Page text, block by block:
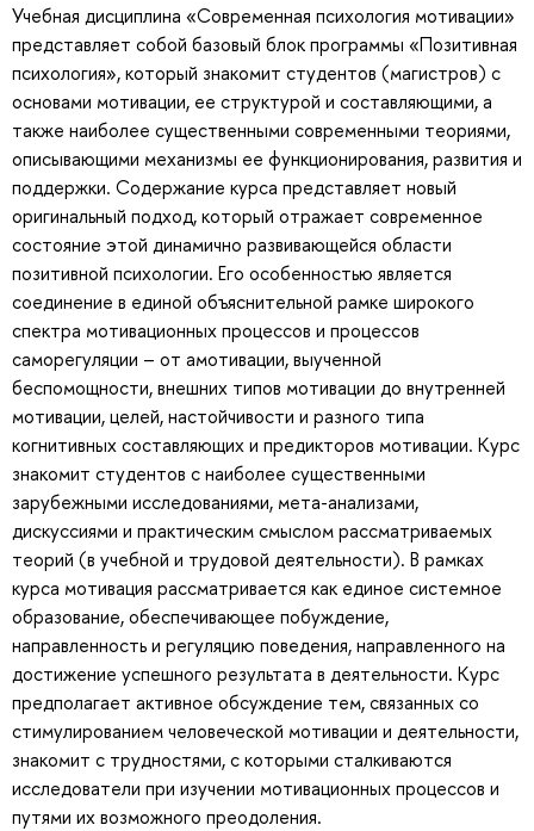
Учебная дисциплина «Современная психология мотивации»
представляет собой базовый блок программы «Позитивная
психология», который знакомит студентов (магистров) с
основами мотивации, ее структурой и составляющими, а
также наиболее существенными современными теориями,
описывающими механизмы ее функционирования, развития и
поддержки. Содержание курса представляет новый
оригинальный подход, который отражает современное
состояние этой динамично развивающейся области
позитивной психологии. Его особенностью является
соединение в единой объяснительной рамке широкого
спектра мотивационных процессов и процессов
саморегуляции – от амотивации, выученной
беспомощности, внешних типов мотивации до внутренней
мотивации, целей, настойчивости и разного типа
когнитивных составляющих и предикторов мотивации. Курс
знакомит студентов с наиболее существенными
зарубежными исследованиями, мета-анализами,
дискуссиями и практическим смыслом рассматриваемых
теорий (в учебной и трудовой деятельности). В рамках
курса мотивация рассматривается как единое системное
образование, обеспечивающее побуждение,
направленность и регуляцию поведения, направленного на
достижение успешного результата в деятельности. Курс
предполагает активное обсуждение тем, связанных со
стимулированием человеческой мотивации и деятельности,
знакомит с трудностями, с которыми сталкиваются
исследователи при изучении мотивационных процессов и
путями их возможного преодоления.